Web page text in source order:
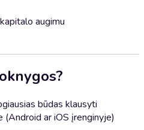
augimu
būdas klausyti
(Android ar iOS įrenginyje)